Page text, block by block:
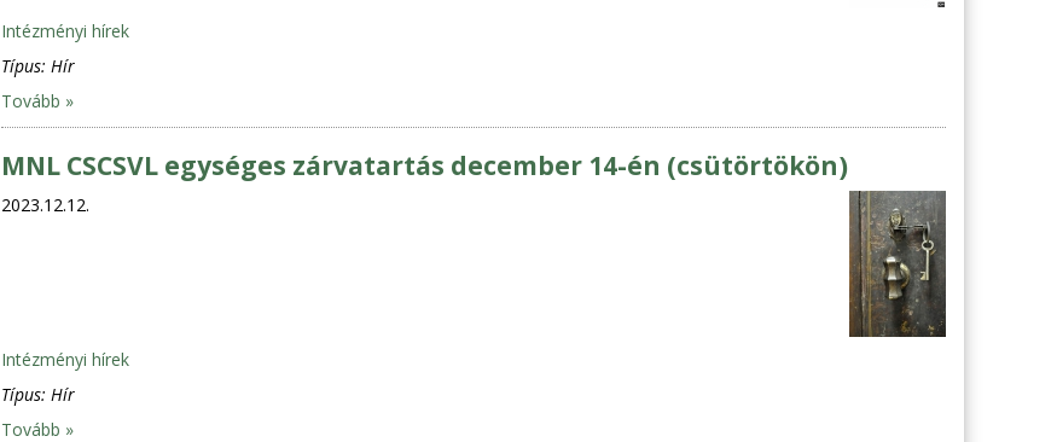
Intézményi hírek
Típus: Hír
Tovább »
MNL CSCSVL egységes zárvatartás december 14-én (csütörtökön)
2023.12.12.
Intézményi hírek
Típus: Hír
Tovább »